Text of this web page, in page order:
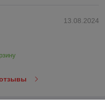
13.08.2024